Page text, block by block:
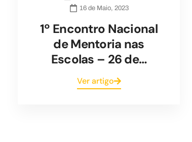
16 de Maio, 2023
1º Encontro Nacional
de Mentoria nas
Escolas – 26 de…
Ver artigo